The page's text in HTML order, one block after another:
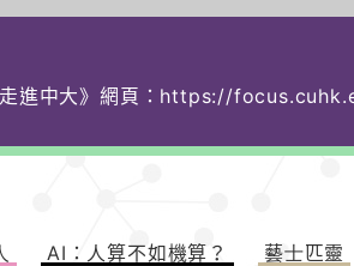
進中大》網頁： https://
AI：人算不如機算？ 藝士匹靈